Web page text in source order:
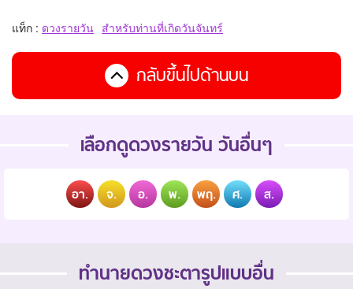
แท็ก : ดวงรายวัน สำหรับท่านที่เกิดวันจันทร์
กลับขึ้นไปด้านบน
เลือกดูดวงรายวัน วันอื่นๆ
อา. จ. อ. พ. พฤ. ศ. ส.
ทำนายดวงชะตารูปแบบอื่น